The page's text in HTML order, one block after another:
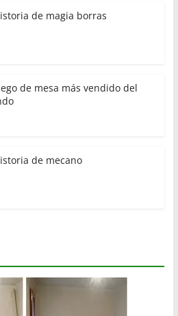
de magia borras
de mesa más vendido del
de mecano